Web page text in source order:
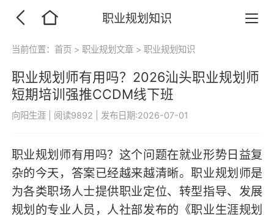
职业规划知识
当前位置：首页 > 职业规划文章 > 职业规划知识
职业规划师有用吗？2026汕头职业规划师
短期培训强推CCDM线下班
向阳生涯 阅读9892 发布日期:2026-07-01
职业规划师有用吗？这个问题在就业形势日益复
杂的今天，答案已经越来越清晰。职业规划师是
为各类职场人士提供职业定位、转型指导、发展
规划的专业人员，人社部发布的《职业生涯规划